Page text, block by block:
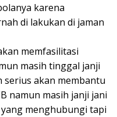
karena
di lakukan di jaman
memfasilitasi
masih tinggal janji
serius akan membantu
namun masih janji jani
menghubungi tapi